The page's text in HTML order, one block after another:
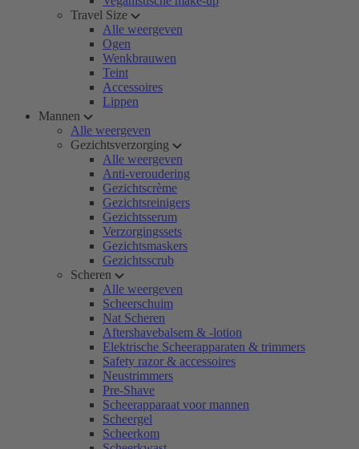
Travel Size
Alle weergeven
Ogen
Wenkbrauwen
Teint
Accessoires
Lippen
Mannen
Alle weergeven
Gezichtsverzorging
Alle weergeven
Anti-veroudering
Gezichtscrème
Gezichtsreinigers
Gezichtsserum
Verzorgingssets
Gezichtsmaskers
Gezichtsscrub
Scheren
Alle weergeven
Scheerschuim
Nat Scheren
Aftershavebalsem & -lotion
Elektrische Scheerapparaten & trimmers
Safety razor & accessoires
Neustrimmers
Pre-Shave
Scheerapparaat voor mannen
Scheergel
Scheerkom